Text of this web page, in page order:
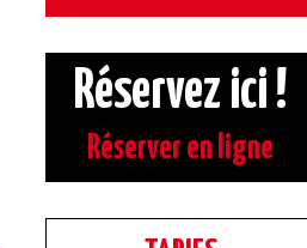
Réservez ici !
Réserver en ligne